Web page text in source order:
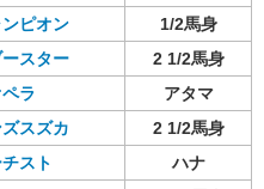
ピオン
1/2馬身
スター
2 1/2馬身
ラ
アタマ
スズカ
2 1/2馬身
スト
ハナ